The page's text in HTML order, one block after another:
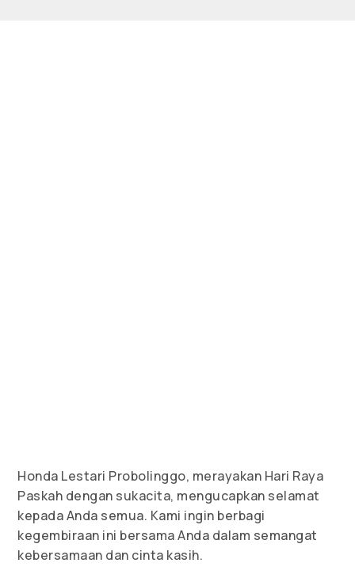
Honda Lestari Probolinggo, merayakan Hari Raya
Paskah dengan sukacita, mengucapkan selamat
kepada Anda semua. Kami ingin berbagi
kegembiraan ini bersama Anda dalam semangat
kebersamaan dan cinta kasih.